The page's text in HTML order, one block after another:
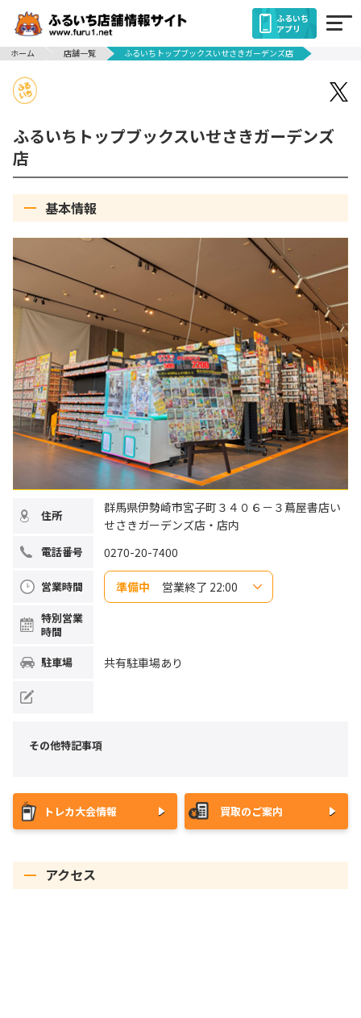
ふるいち
アプリ
ホーム
店舗一覧 ふるいちトップブックスいせさきガーデンズ店
ふるいちトップブックスいせさきガーデンズ
店
基本情報
住所
群馬県伊勢崎市宮子町３４０６－３蔦屋書店い
せさきガーデンズ店・店内
電話番号 0270-20-7400
営業時間 準備中 営業終了 22:00
木曜日
金曜日
特別営業
時間
駐車場 共有駐車場あり
その他特記事項
トレカ大会情報 買取のご案内
アクセス